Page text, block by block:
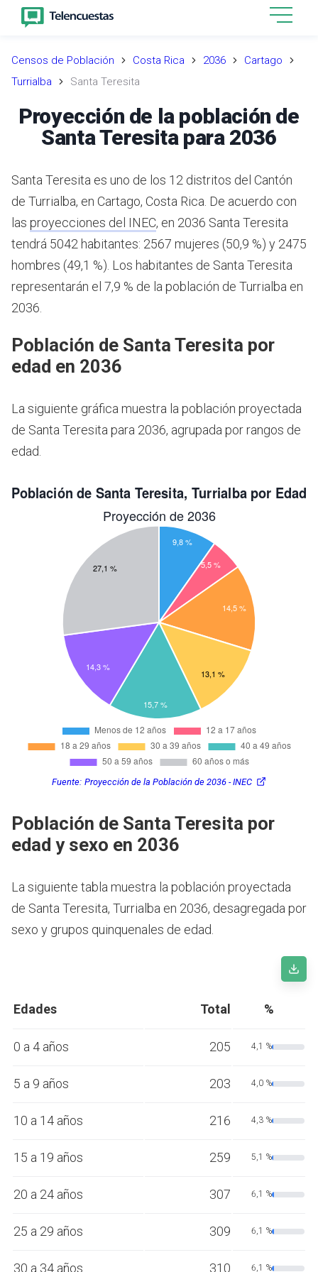
Censos de Población Costa Rica 2036
Cartago
Turrialba
Santa Teresita
Proyección de la población de
Santa Teresita para 2036
Santa Teresita es uno de los 12 distritos del Cantón
de Turrialba, en Cartago, Costa Rica. De acuerdo con
las proyecciones del INEC, en 2036 Santa Teresita
tendrá 5042 habitantes: 2567 mujeres (50,9 %) y 2475
hombres (49,1 %). Los habitantes de Santa Teresita
representarán el 7,9 % de la población de Turrialba en
2036.
Población de Santa Teresita por
edad en 2036
La siguiente gráfica muestra la población proyectada
de Santa Teresita para 2036, agrupada por rangos de
edad.
Fuente: Proyección de la Población de 2036 - INEC
Población de Santa Teresita por
edad y sexo en 2036
La siguiente tabla muestra la población proyectada
de Santa Teresita, Turrialba en 2036, desagregada por
sexo y grupos quinquenales de edad.
Edades Total %
0 a 4 años 205 4,1 %
5 a 9 años 203 4,0 %
10 a 14 años 216 4,3 %
15 a 19 años 259 5,1 %
20 a 24 años 307 6,1 %
25 a 29 años 309 6,1 %
30 a 34 años 310 6,1 %